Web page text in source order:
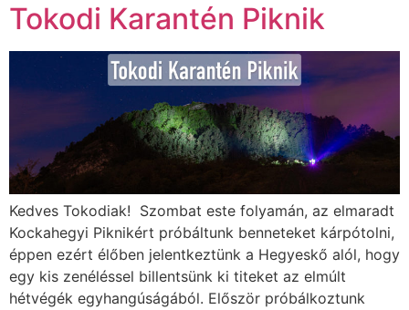
Tokodi Karantén Piknik
Kedves Tokodiak! Szombat este folyamán, az elmaradt
Kockahegyi Piknikért próbáltunk benneteket kárpótolni,
éppen ezért élőben jelentkeztünk a Hegyeskő alól, hogy
egy kis zenéléssel billentsünk ki titeket az elmúlt
hétvégék egyhangúságából. Először próbálkoztunk